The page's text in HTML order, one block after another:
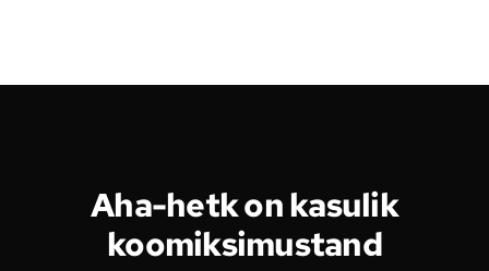
Aha-hetk on kasulik
koomiksimustand